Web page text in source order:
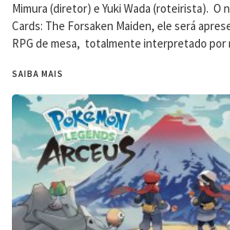
Mimura (diretor) e Yuki Wada (roteirista). O
Cards: The Forsaken Maiden, ele será
RPG de mesa, totalmente interpretado
SAIBA MAIS